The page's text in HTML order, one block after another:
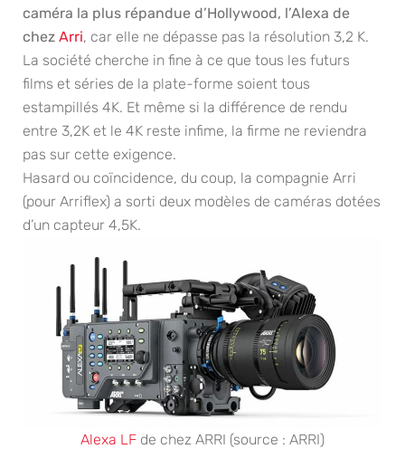
caméra la plus répandue d’Hollywood, l’Alexa de
chez Arri, car elle ne dépasse pas la résolution 3,2 K.
La société cherche in fine à ce que tous les futurs
films et séries de la plate-forme soient tous
estampillés 4K. Et même si la différence de rendu
entre 3,2K et le 4K reste infime, la firme ne reviendra
pas sur cette exigence.
Hasard ou coïncidence, du coup, la compagnie Arri
(pour Arriflex) a sorti deux modèles de caméras dotées
d’un capteur 4,5K.
Alexa LF de chez ARRI (source : ARRI)